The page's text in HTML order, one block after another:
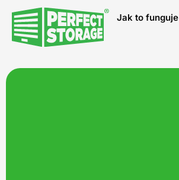
Jak to funguje